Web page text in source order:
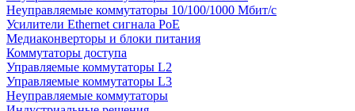
Неуправляемые коммутаторы 10/100/1000 Мбит/с
Усилители Ethernet сигнала PoE
Медиаконверторы и блоки питания
Коммутаторы доступа
Управляемые коммутаторы L2
Управляемые коммутаторы L3
Неуправляемые коммутаторы